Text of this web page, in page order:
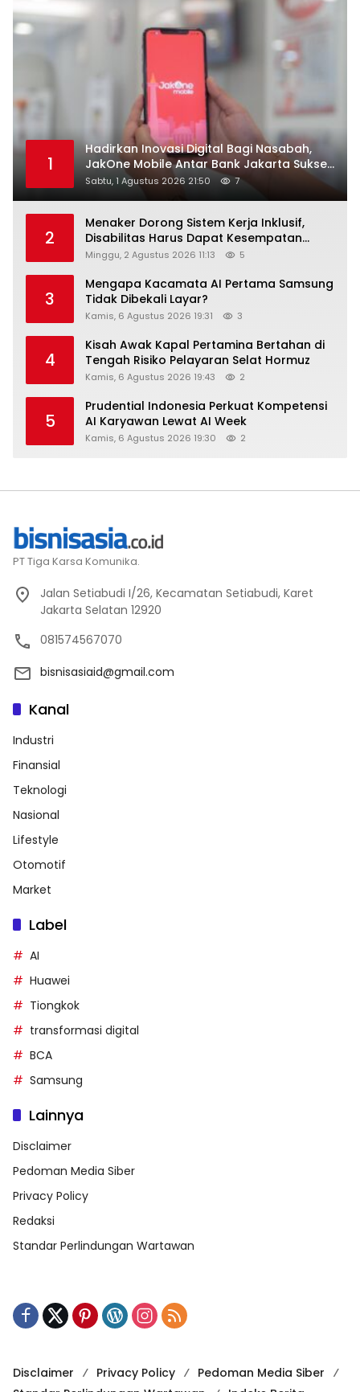
1
Hadirkan Inovasi Digital Bagi Nasabah,
JakOne Mobile Antar Bank Jakarta Sukses
Raih Digital Excellence Awards 2026
Sabtu, 1 Agustus 2026 21:50 7
2
Menaker Dorong Sistem Kerja Inklusif,
Disabilitas Harus Dapat Kesempatan
Setara
Minggu, 2 Agustus 2026 11:13 5
3
Mengapa Kacamata AI Pertama Samsung
Tidak Dibekali Layar?
Kamis, 6 Agustus 2026 19:31 3
4
Kisah Awak Kapal Pertamina Bertahan di
Tengah Risiko Pelayaran Selat Hormuz
Kamis, 6 Agustus 2026 19:43 2
5
Prudential Indonesia Perkuat Kompetensi
AI Karyawan Lewat AI Week
Kamis, 6 Agustus 2026 19:30 2
PT Tiga Karsa Komunika.
Jalan Setiabudi I/26, Kecamatan Setiabudi, Karet
Jakarta Selatan 12920
081574567070
bisnisasiaid@gmail.com
Kanal
Industri
Finansial
Teknologi
Nasional
Lifestyle
Otomotif
Market
Label
AI
Huawei
Tiongkok
transformasi digital
BCA
Samsung
Lainnya
Disclaimer
Pedoman Media Siber
Privacy Policy
Redaksi
Standar Perlindungan Wartawan
Disclaimer Privacy Policy
Pedoman Media Siber